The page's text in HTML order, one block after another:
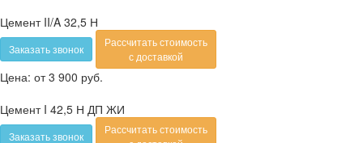
Цемент II/A 32,5 Н
Заказать звонок
Рассчитать стоимость
с доставкой
Цена: от 3 900 руб.
Цемент I 42,5 Н ДП ЖИ
Заказать звонок
Рассчитать стоимость